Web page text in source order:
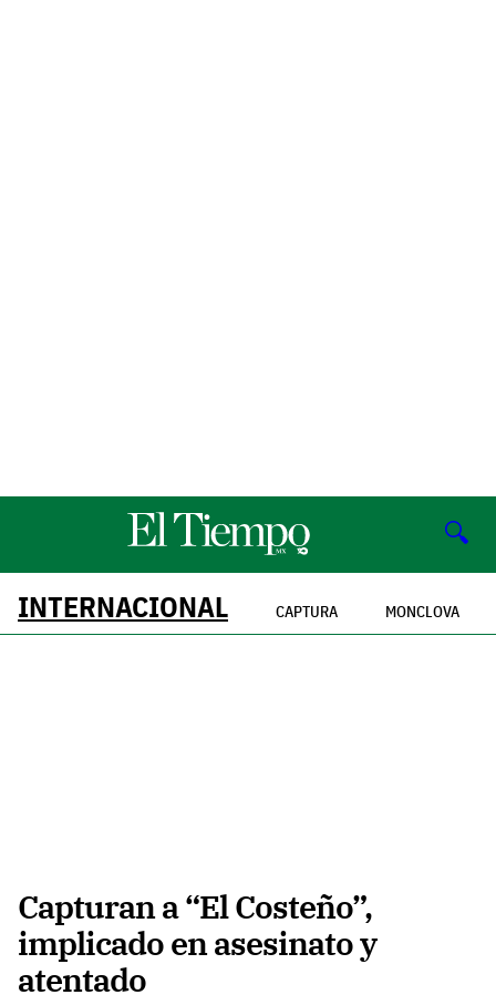
🔍
INTERNACIONAL CAPTURA MONCLOVA
Capturan a “El Costeño”,
implicado en asesinato y
atentado